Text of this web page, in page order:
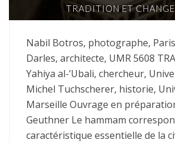
TRADITION ET
Nabil Botros, photographe,
Darles, architecte, UMR 5608
Yahiya al-’Ubali, chercheur,
Michel Tuchscherer, historie,
Marseille Ouvrage en
Geuthner Le hammam
caractéristique essentielle de la